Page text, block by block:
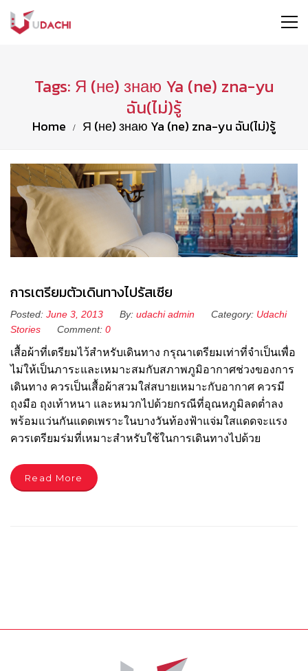
Tags: Я (не) знаю Ya (ne) zna-yu
ฉัน(ไม่)รู้
Home Я (не) знаю Ya (ne) zna-yu ฉัน(ไม่)รู้
การเตรียมตัวเดินทางไปรัสเซีย
Posted: June 3, 2013 By: udachi admin Category: Udachi
Stories
Comment: 0
เสื้อผ้าที่เตรียมไว้สำหรับเดินทาง กรุณาเตรียมเท่าที่จำเป็นเพื่อ
ไม่ให้เป็นภาระและเหมาะสมกับสภาพภูมิอากาศช่วงของการ
เดินทาง ควรเป็นเสื้อผ้าสวมใส่สบายเหมาะกับอากาศ ควรมี
ถุงมือ ถุงเท้าหนา และหมวกไปด้วยกรณีที่อุณหภูมิลดต่ำลง
พร้อมแว่นกันแดดเพราะในบางวันท้องฟ้าแจ่มใสแดดจะแรง
ควรเตรียมร่มที่เหมาะสำหรับใช้ในการเดินทางไปด้วย
Read More